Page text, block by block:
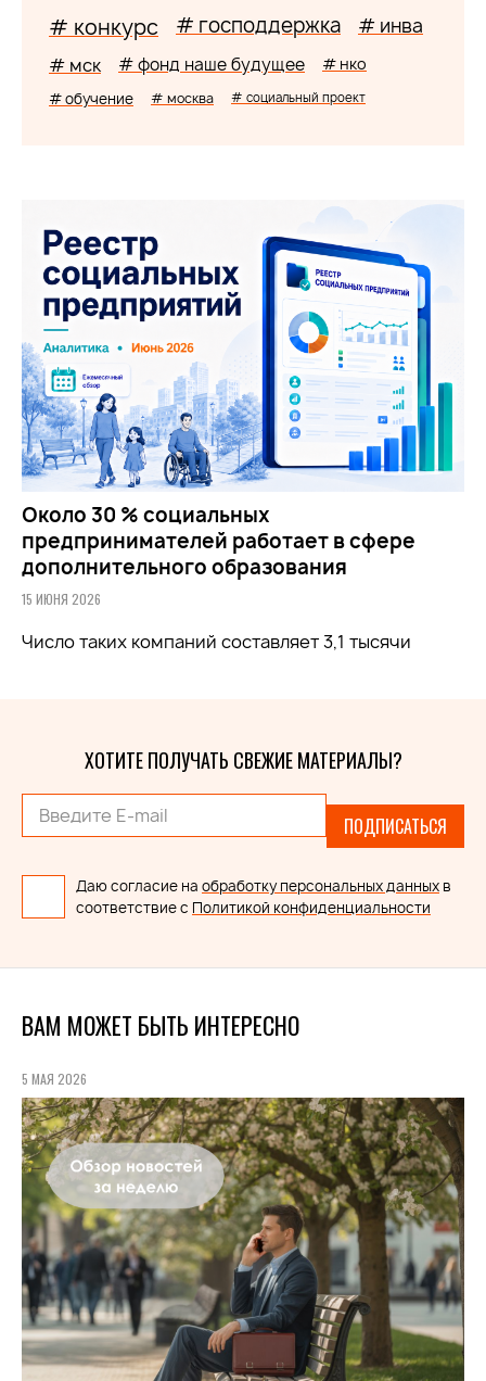
# конкурс # господдержка # инва
# мск # фонд наше будущее # нко
# обучение # москва # социальный проект
Около 30 % социальных
предпринимателей работает в сфере
дополнительного образования
15 ИЮНЯ 2026
Число таких компаний составляет 3,1 тысячи
ХОТИТЕ ПОЛУЧАТЬ СВЕЖИЕ МАТЕРИАЛЫ?
ПОДПИСАТЬСЯ
Даю согласие на обработку персональных данных в
соответствие с Политикой конфиденциальности
ВАМ МОЖЕТ БЫТЬ ИНТЕРЕСНО
5 МАЯ 2026